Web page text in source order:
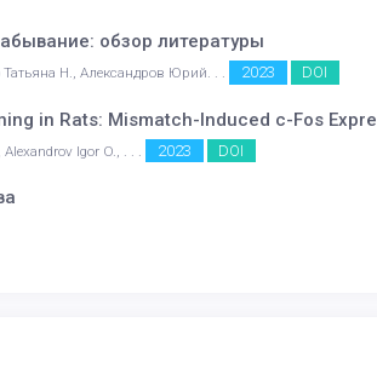
обзор литературы
Н., Александров Юрий. . . 2023 DOI
in Rats: Mismatch-Induced c-Fos
Igor O., . . . 2023 DOI